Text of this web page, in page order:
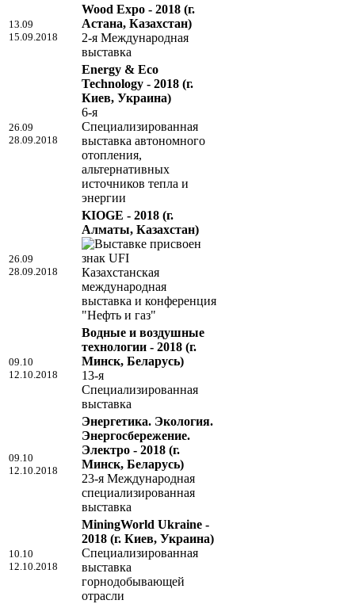
13.09
15.09.2018
Wood Expo - 2018 (г.
Астана, Казахстан)
2-я Международная
выставка
26.09
28.09.2018
Energy & Eco
Technology - 2018 (г.
Киев, Украина)
6-я
Специализированная
выставка автономного
отопления,
альтернативных
источников тепла и
энергии
26.09
28.09.2018
KIOGE - 2018 (г.
Алматы, Казахстан)
Казахстанская
международная
выставка и конференция
"Нефть и газ"
09.10
12.10.2018
Водные и воздушные
технологии - 2018 (г.
Минск, Беларусь)
13-я
Специализированная
выставка
09.10
12.10.2018
Энергетика. Экология.
Энергосбережение.
Электро - 2018 (г.
Минск, Беларусь)
23-я Международная
специализированная
выставка
10.10
12.10.2018
MiningWorld Ukraine -
2018 (г. Киев, Украина)
Специализированная
выставка
горнодобывающей
отрасли